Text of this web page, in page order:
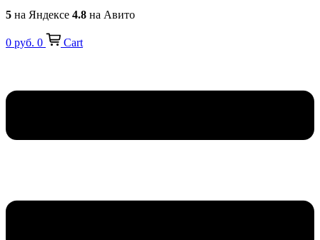
5 на Яндексе 4.8 на Авито
0 руб. 0 Cart